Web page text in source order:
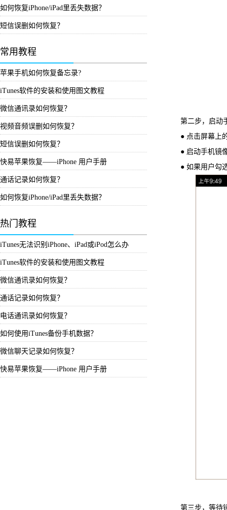
如何恢复iPhone/iPad里丢失数据？
短信误删如何恢复？
常用教程
苹果手机如何恢复备忘录?
iTunes软件的安装和使用图文教程
微信通讯录如何恢复？
视频音频误删如何恢复？
短信误删如何恢复？
快易苹果恢复——iPhone 用户手册
通话记录如何恢复？
如何恢复iPhone/iPad里丢失数据？
热门教程
iTunes无法识别iPhone、iPad或iPod怎么办
iTunes软件的安装和使用图文教程
微信通讯录如何恢复？
通话记录如何恢复？
电话通讯录如何恢复？
如何使用iTunes备份手机数据？
微信聊天记录如何恢复？
快易苹果恢复——iPhone 用户手册
第二步，启动
● 点击屏幕上
● 启动手机镜
● 如果用户勾
第三步，等待